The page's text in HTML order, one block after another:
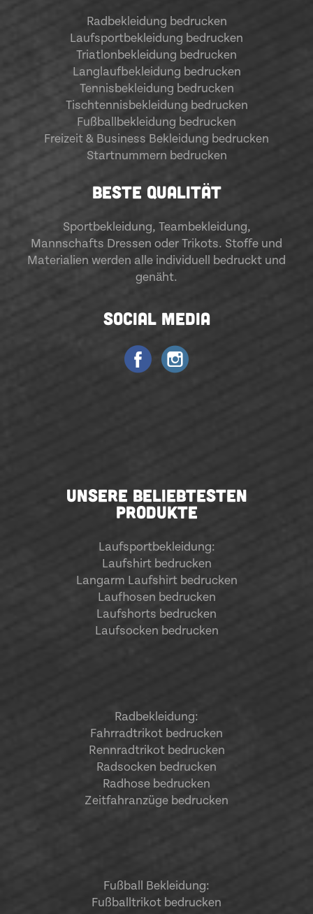
Radbekleidung bedrucken
Laufsportbekleidung bedrucken
Triatlonbekleidung bedrucken
Langlaufbekleidung bedrucken
Tennisbekleidung bedrucken
Tischtennisbekleidung bedrucken
Fußballbekleidung bedrucken
Freizeit & Business Bekleidung bedrucken
Startnummern bedrucken
BESTE QUALITÄT
Sportbekleidung, Teambekleidung,
Mannschafts Dressen oder Trikots. Stoffe und
Materialien werden alle individuell bedruckt und
genäht.
SOCIAL MEDIA
UNSERE BELIEBTESTEN
PRODUKTE
Laufsportbekleidung:
Laufshirt bedrucken
Langarm Laufshirt bedrucken
Laufhosen bedrucken
Laufshorts bedrucken
Laufsocken bedrucken
Radbekleidung:
Fahrradtrikot bedrucken
Rennradtrikot bedrucken
Radsocken bedrucken
Radhose bedrucken
Zeitfahranzüge bedrucken
Fußball Bekleidung:
Fußballtrikot bedrucken